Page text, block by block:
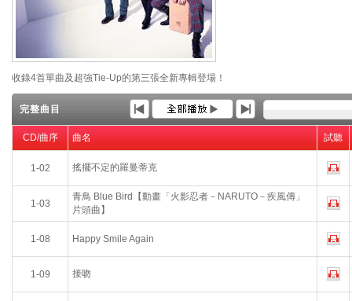
收錄4首單曲及超強Tie-Up的第三張全新專輯登場！
完整曲目
CD/曲序 曲名 試聽
1-02 搖擺不定的羅曼蒂克
1-03
青鳥 Blue Bird【動畫「火影忍者－NARUTO－疾風傳」
片頭曲】
1-08 Happy Smile Again
1-09 接吻